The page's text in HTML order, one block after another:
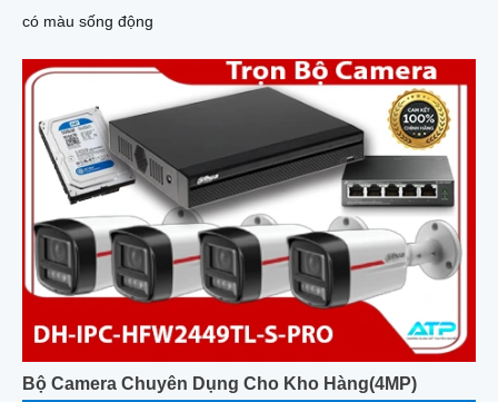
có màu sống động
Bộ Camera Chuyên Dụng Cho Kho Hàng(4MP)